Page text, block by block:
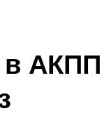
в АКПП